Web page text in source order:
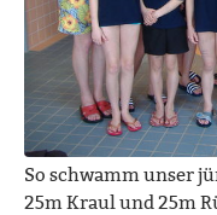
So schwamm unser
25m Kraul und 25m